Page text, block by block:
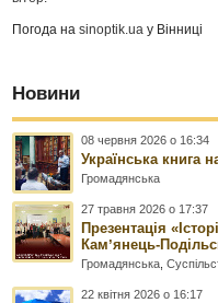
Погода наsinoptik.ua у Вінниці
Новини
08 червня 2026 о 16:34
Українська книга
Громадянська
27 травня 2026 о 17:37
Презентація
Камʼянець-
Громадянська ,
22 квітня 2026 о 16:17